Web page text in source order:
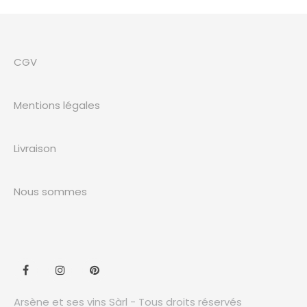
CGV
Mentions légales
Livraison
Nous sommes
Arsène et ses vins Sàrl - Tous droits réservés